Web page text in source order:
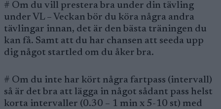
# Om du vill prestera bra under din tävling
under VL – Veckan bör du köra några andra
tävlingar innan, det är den bästa träningen du
kan få. Samt att du har chansen att seeda upp
dig något startled om du åker bra.
# Om du inte har kört några fartpass (intervall)
så är det bra att lägga in något sådant pass helst
korta intervaller (0.30 – 1 min x 5-10 st) med